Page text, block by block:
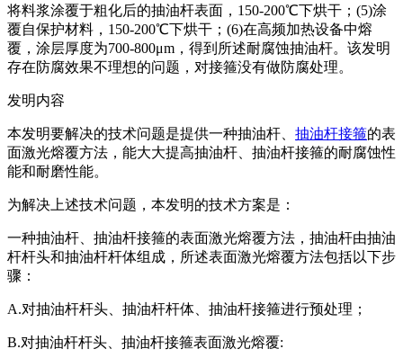
将料浆涂覆于粗化后的抽油杆表面，150-200℃下烘干；(5)涂
覆自保护材料，150-200℃下烘干；(6)在高频加热设备中熔
覆，涂层厚度为700-800μm，得到所述耐腐蚀抽油杆。该发明
存在防腐效果不理想的问题，对接箍没有做防腐处理。
发明内容
本发明要解决的技术问题是提供一种抽油杆、 抽油杆接箍的表
面激光熔覆方法，能大大提高抽油杆、抽油杆接箍的耐腐蚀性
能和耐磨性能。
为解决上述技术问题，本发明的技术方案是：
一种抽油杆、抽油杆接箍的表面激光熔覆方法，抽油杆由抽油
杆杆头和抽油杆杆体组成，所述表面激光熔覆方法包括以下步
骤：
A.对抽油杆杆头、抽油杆杆体、抽油杆接箍进行预处理；
B.对抽油杆杆头、抽油杆接箍表面激光熔覆: